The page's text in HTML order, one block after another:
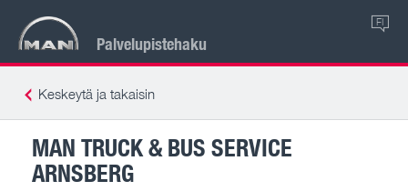
Palvelupistehaku
FI
Keskeytä ja takaisin
MAN TRUCK & BUS SERVICE
ARNSBERG